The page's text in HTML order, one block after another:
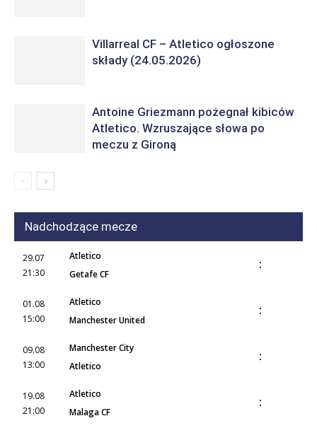
Villarreal CF – Atletico ogłoszone
składy (24.05.2026)
Antoine Griezmann pożegnał kibiców
Atletico. Wzruszające słowa po
meczu z Gironą
Nadchodzące mecze
29.07
21:30
Atletico
Getafe CF
:
01.08
15:00
Atletico
Manchester United
:
09.08
13:00
Manchester City
Atletico
:
19.08
21:00
Atletico
Malaga CF
: